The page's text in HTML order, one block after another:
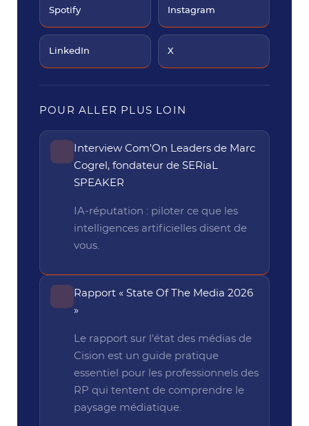
Spotify Instagram
LinkedIn X
POUR ALLER PLUS LOIN
Interview Com'On Leaders de Marc
Cogrel, fondateur de SERiaL
SPEAKER
IA-réputation : piloter ce que les
intelligences artificielles disent de
vous.
Rapport « State Of The Media 2026
»
Le rapport sur l'état des médias de
Cision est un guide pratique
essentiel pour les professionnels des
RP qui tentent de comprendre le
paysage médiatique.